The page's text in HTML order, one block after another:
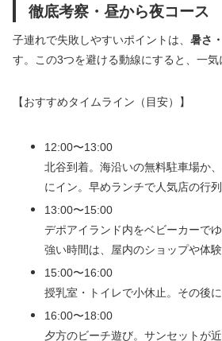
徹底考察・昼から夜コース
子連れで失敗しやすいポイントは、 暑さ
す。この3つを避ける動線にすると、一気
【おすすめタイムライン（目安）】
12:00〜13:00
北谷到着。海沿いの無料駐車場か
にイン。早めランチで人気店の行列
13:00〜15:00
デポアイランド内をベビーカーで
強い時間は、屋内のショップや体験
15:00〜16:00
授乳室・トイレで小休止。その後に
16:00〜18:00
夕方のビーチ遊び。サンセットが